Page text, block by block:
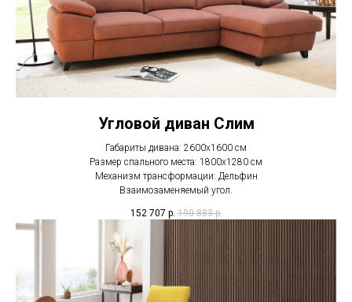
Угловой диван Слим
Габариты дивана: 2600x1600 см
Размер спального места: 1800x1280 см
Механизм трансформации: Дельфин
Взаимозаменяемый угол.
152 707 р. 190 883 р.